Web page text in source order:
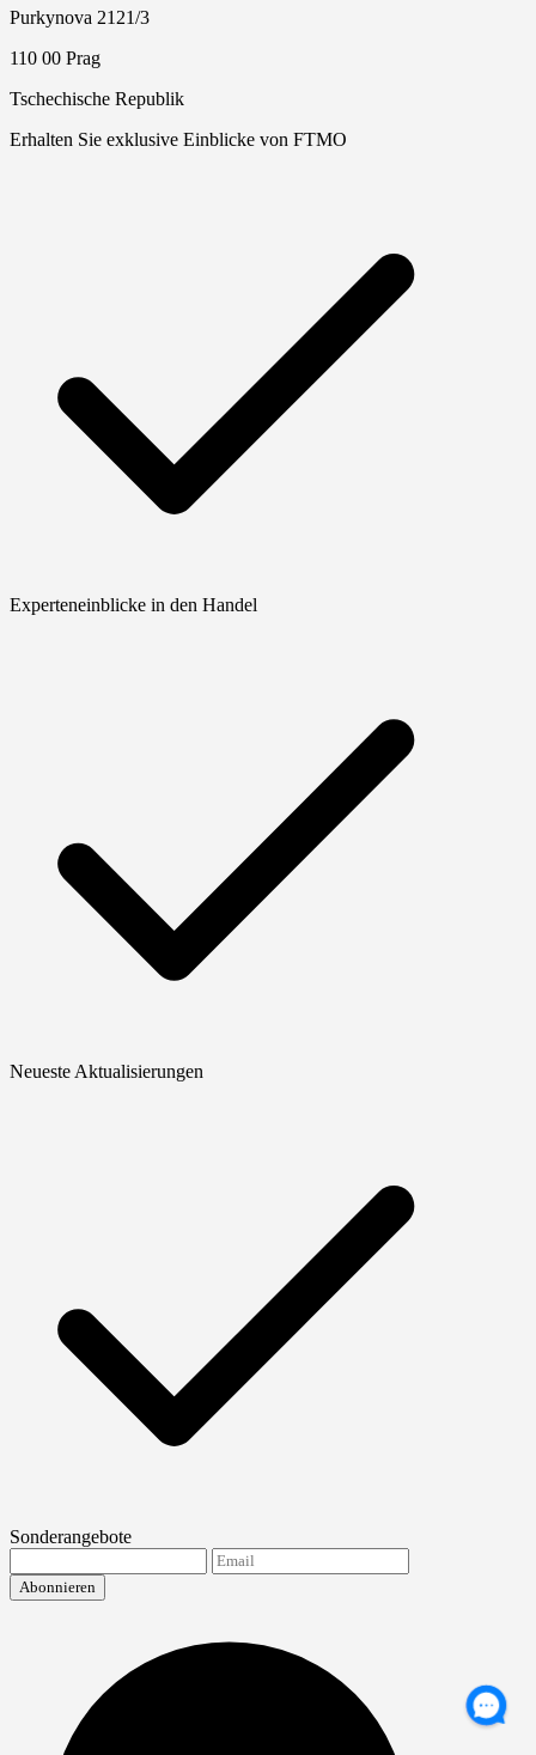
Purkynova 2121/3
110 00 Prag
Tschechische Republik
Erhalten Sie exklusive Einblicke von FTMO
Experteneinblicke in den Handel
Neueste Aktualisierungen
Sonderangebote
Abonnieren